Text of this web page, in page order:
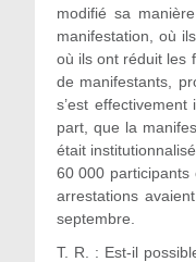
modifié sa
manifestation, où
où ils ont réduit les
de manifestants,
s’est
part, que la
était
60 000 participants
arrestations
septembre.
T. R. : Est-il